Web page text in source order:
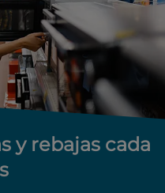
y rebajas cada